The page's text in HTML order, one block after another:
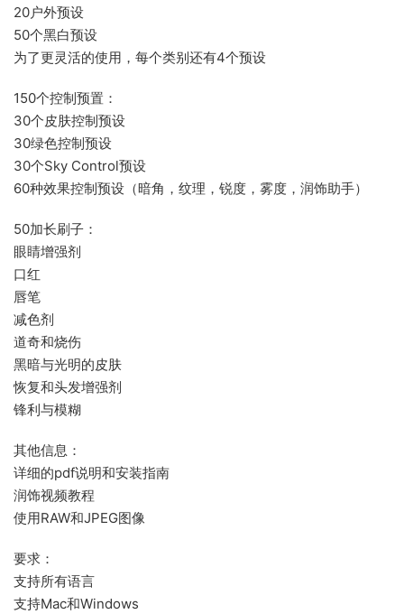
20户外预设
50个黑白预设
为了更灵活的使用，每个类别还有4个预设
150个控制预置：
30个皮肤控制预设
30绿色控制预设
30个Sky Control预设
60种效果控制预设（暗角，纹理，锐度，雾度，润饰助手）
50加长刷子：
眼睛增强剂
口红
唇笔
减色剂
道奇和烧伤
黑暗与光明的皮肤
恢复和头发增强剂
锋利与模糊
其他信息：
详细的pdf说明和安装指南
润饰视频教程
使用RAW和JPEG图像
要求：
支持所有语言
支持Mac和Windows